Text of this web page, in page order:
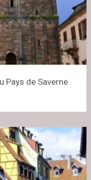
Pays de Saverne